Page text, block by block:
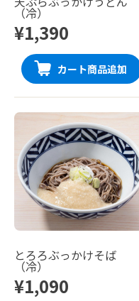
（冷）
¥1,390
カート商品追加
とろろぶっかけそば
（冷）
¥1,090